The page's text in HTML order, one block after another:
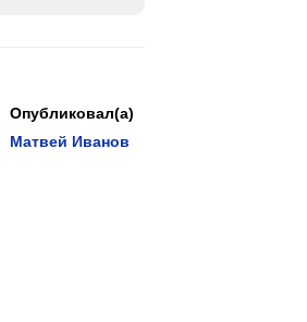
Опубликовал(а)
Матвей Иванов